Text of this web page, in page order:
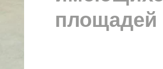
площадей